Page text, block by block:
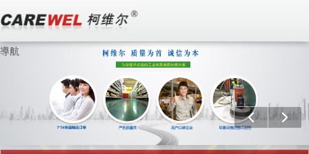
導航
歡迎訪問 無錫柯維爾涂裝工程有限公司 官方網站！ 分享：
上一個 下一個